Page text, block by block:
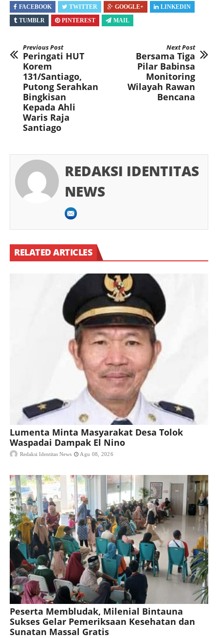
FACEBOOK TWITTER GOOGLE+
LINKEDIN
TUMBLR
PINTEREST MAIL
Previous Post
Peringati HUT
Korem
131/Santiago,
Putong Serahkan
Bingkisan
Kepada Ahli
Waris Raja
Santiago
Next Post
Bersama Tiga
Pilar Babinsa
Monitoring
Wilayah Rawan
Bencana
REDAKSI IDENTITAS
NEWS
RELATED ARTICLES
Lumenta Minta Masyarakat Desa Tolok
Waspadai Dampak El Nino
Redaksi Identitas News Agu 08, 2026
Peserta Membludak, Milenial Bintauna
Sukses Gelar Pemeriksaan Kesehatan dan
Sunatan Massal Gratis